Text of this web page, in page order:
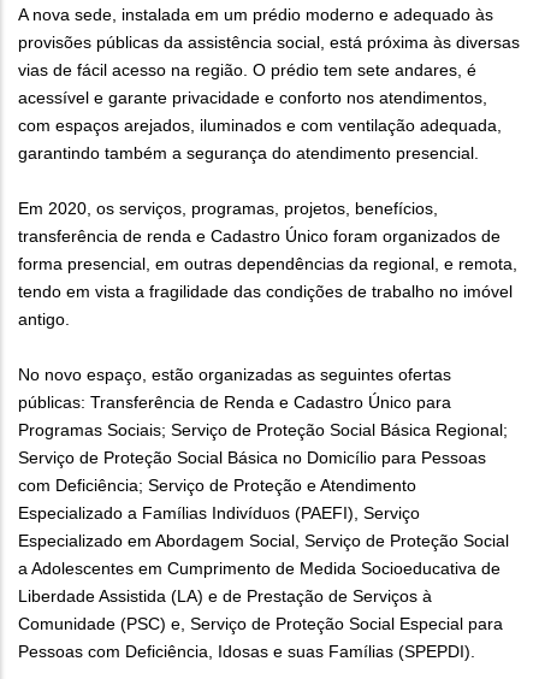
A nova sede, instalada em um prédio moderno e adequado às
provisões públicas da assistência social, está próxima às diversas
vias de fácil acesso na região. O prédio tem sete andares, é
acessível e garante privacidade e conforto nos atendimentos,
com espaços arejados, iluminados e com ventilação adequada,
garantindo também a segurança do atendimento presencial.
Em 2020, os serviços, programas, projetos, benefícios,
transferência de renda e Cadastro Único foram organizados de
forma presencial, em outras dependências da regional, e remota,
tendo em vista a fragilidade das condições de trabalho no imóvel
antigo.
No novo espaço, estão organizadas as seguintes ofertas
públicas: Transferência de Renda e Cadastro Único para
Programas Sociais; Serviço de Proteção Social Básica Regional;
Serviço de Proteção Social Básica no Domicílio para Pessoas
com Deficiência; Serviço de Proteção e Atendimento
Especializado a Famílias Indivíduos (PAEFI), Serviço
Especializado em Abordagem Social, Serviço de Proteção Social
a Adolescentes em Cumprimento de Medida Socioeducativa de
Liberdade Assistida (LA) e de Prestação de Serviços à
Comunidade (PSC) e, Serviço de Proteção Social Especial para
Pessoas com Deficiência, Idosas e suas Famílias (SPEPDI).